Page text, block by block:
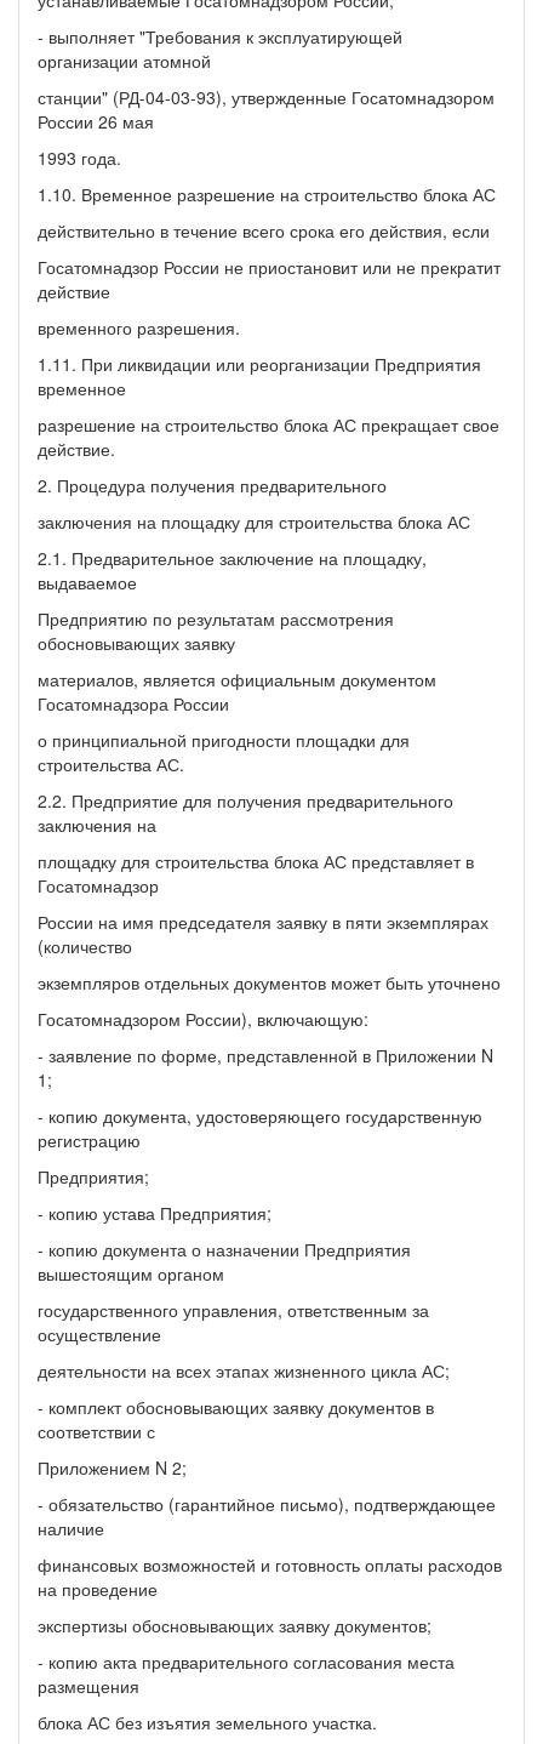
- выполняет "Требования к эксплуатирующей
организации атомной
станции" (РД-04-03-93), утвержденные Госатомнадзором
России 26 мая
1993 года.
1.10. Временное разрешение на строительство блока АС
действительно в течение всего срока его действия, если
Госатомнадзор России не приостановит или не прекратит
действие
временного разрешения.
1.11. При ликвидации или реорганизации Предприятия
временное
разрешение на строительство блока АС прекращает свое
действие.
2. Процедура получения предварительного
заключения на площадку для строительства блока АС
2.1. Предварительное заключение на площадку,
выдаваемое
Предприятию по результатам рассмотрения
обосновывающих заявку
материалов, является официальным документом
Госатомнадзора России
о принципиальной пригодности площадки для
строительства АС.
2.2. Предприятие для получения предварительного
заключения на
площадку для строительства блока АС представляет в
Госатомнадзор
России на имя председателя заявку в пяти экземплярах
(количество
экземпляров отдельных документов может быть уточнено
Госатомнадзором России), включающую:
- заявление по форме, представленной в Приложении N
1;
- копию документа, удостоверяющего государственную
регистрацию
Предприятия;
- копию устава Предприятия;
- копию документа о назначении Предприятия
вышестоящим органом
государственного управления, ответственным за
осуществление
деятельности на всех этапах жизненного цикла АС;
- комплект обосновывающих заявку документов в
соответствии с
Приложением N 2;
- обязательство (гарантийное письмо), подтверждающее
наличие
финансовых возможностей и готовность оплаты расходов
на проведение
экспертизы обосновывающих заявку документов;
- копию акта предварительного согласования места
размещения
блока АС без изъятия земельного участка.